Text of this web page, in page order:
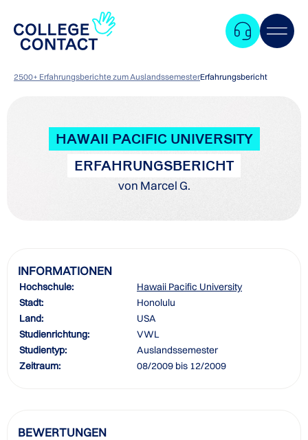
2500+ Erfahrungsberichte zum AuslandssemesterErfahrungsbericht
HAWAII PACIFIC UNIVERSITY
ERFAHRUNGSBERICHT
von Marcel G.
INFORMATIONEN
Hochschule:
Hawaii Pacific University
Stadt:
Honolulu
Land:
USA
Studienrichtung:
VWL
Studientyp:
Auslandssemester
Zeitraum:
08/2009 bis 12/2009
BEWERTUNGEN